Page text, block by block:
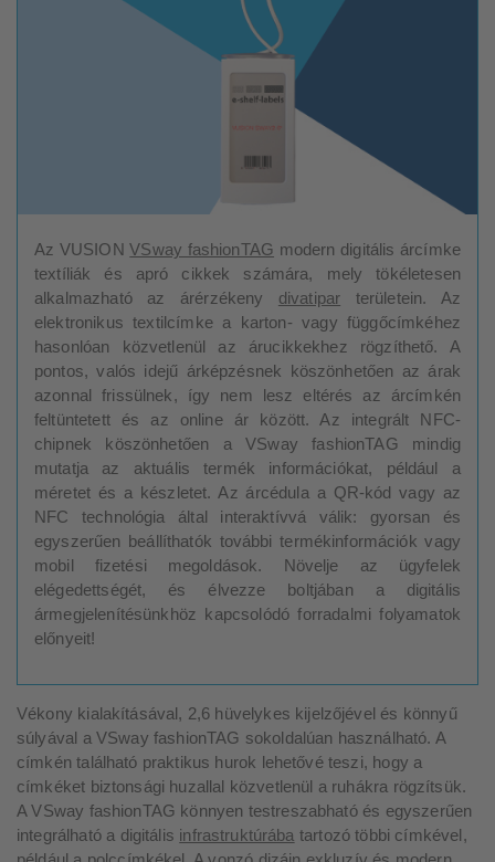
Az VUSIONVSway fashionTAG modern digitális árcímke
textíliák és apró cikkek számára, mely tökéletesen
alkalmazható az árérzékeny divatipar területein. Az
elektronikus textilcímke a karton- vagy függőcímkéhez
hasonlóan közvetlenül az árucikkekhez rögzíthető. A
pontos, valós idejű árképzésnek köszönhetően az árak
azonnal frissülnek, így nem lesz eltérés az árcímkén
feltüntetett és az online ár között. Az integrált NFC-
chipnek köszönhetően a VSway fashionTAG mindig
mutatja az aktuális termék információkat, például a
méretet és a készletet. Az árcédula a QR-kód vagy az
NFC technológia által interaktívvá válik: gyorsan és
egyszerűen beállíthatók további termékinformációk vagy
mobil fizetési megoldások. Növelje az ügyfelek
elégedettségét, és élvezze boltjában a digitális
ármegjelenítésünkhöz kapcsolódó forradalmi folyamatok
előnyeit!
Vékony kialakításával, 2,6 hüvelykes kijelzőjével és könnyű
súlyával a VSway fashionTAG sokoldalúan használható. A
címkén található praktikus hurok lehetővé teszi, hogy a
címkéket biztonsági huzallal közvetlenül a ruhákra rögzítsük.
A VSway fashionTAG könnyen testreszabható és egyszerűen
integrálható a digitális infrastruktúrába tartozó többi címkével,